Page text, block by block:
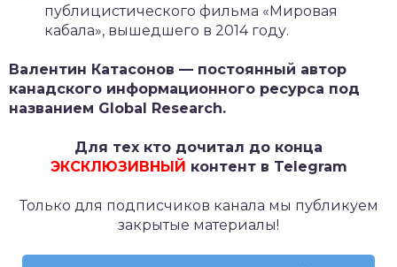
публицистического фильма «Мировая
кабала», вышедшего в 2014 году.
Валентин Катасонов — постоянный автор
канадского информационного ресурса под
названием Global Research.
Для тех кто дочитал до конца
ЭКСКЛЮЗИВНЫЙ контент в Telegram
Только для подписчиков канала мы публикуем
закрытые материалы!